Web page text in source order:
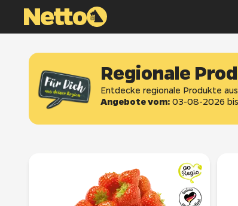
Regionale
Entdecke regionale Produkte
Angebote vom: 03-08-2026 bis